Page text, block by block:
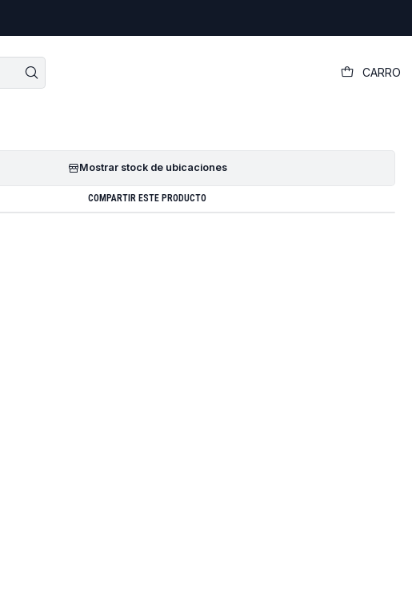
CARRO
Cargador Dell Inspiron M501r
Mostrar stock de ubicaciones
COMPARTIR ESTE PRODUCTO